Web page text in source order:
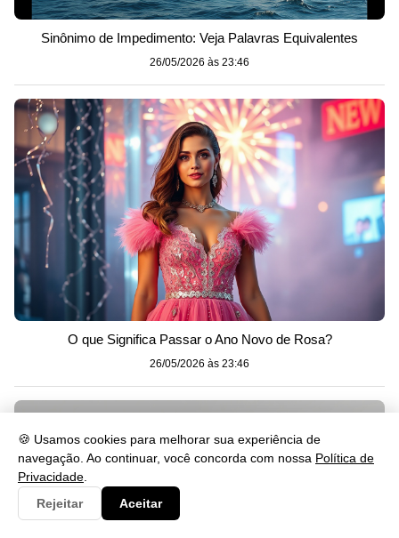
🍪 Usamos cookies para melhorar sua experiência de
navegação. Ao continuar, você concorda com nossa Política de
Privacidade
Rejeitar
Aceitar
Sinônimo de Impedimento: Veja Palavras Equivalentes
26/05/2026 às 23:46
O que Significa Passar o Ano Novo de Rosa?
26/05/2026 às 23:46